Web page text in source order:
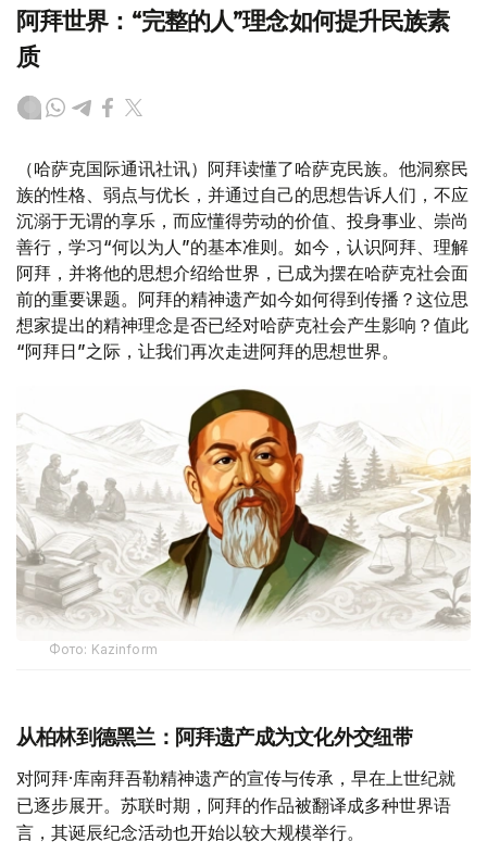
阿拜世界：“完整的人”理念如何提升民族素
质
（哈萨克国际通讯社讯）阿拜读懂了哈萨克民族。他洞察民
族的性格、弱点与优长，并通过自己的思想告诉人们，不应
沉溺于无谓的享乐，而应懂得劳动的价值、投身事业、崇尚
善行，学习“何以为人”的基本准则。如今，认识阿拜、理解
阿拜，并将他的思想介绍给世界，已成为摆在哈萨克社会面
前的重要课题。阿拜的精神遗产如今如何得到传播？这位思
想家提出的精神理念是否已经对哈萨克社会产生影响？值此
“阿拜日”之际，让我们再次走进阿拜的思想世界。
Фото: Kazinform
从柏林到德黑兰：阿拜遗产成为文化外交纽带
对阿拜·库南拜吾勒精神遗产的宣传与传承，早在上世纪就
已逐步展开。苏联时期，阿拜的作品被翻译成多种世界语
言，其诞辰纪念活动也开始以较大规模举行。